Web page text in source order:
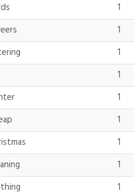
1
1
1
1
1
1
1
1
1